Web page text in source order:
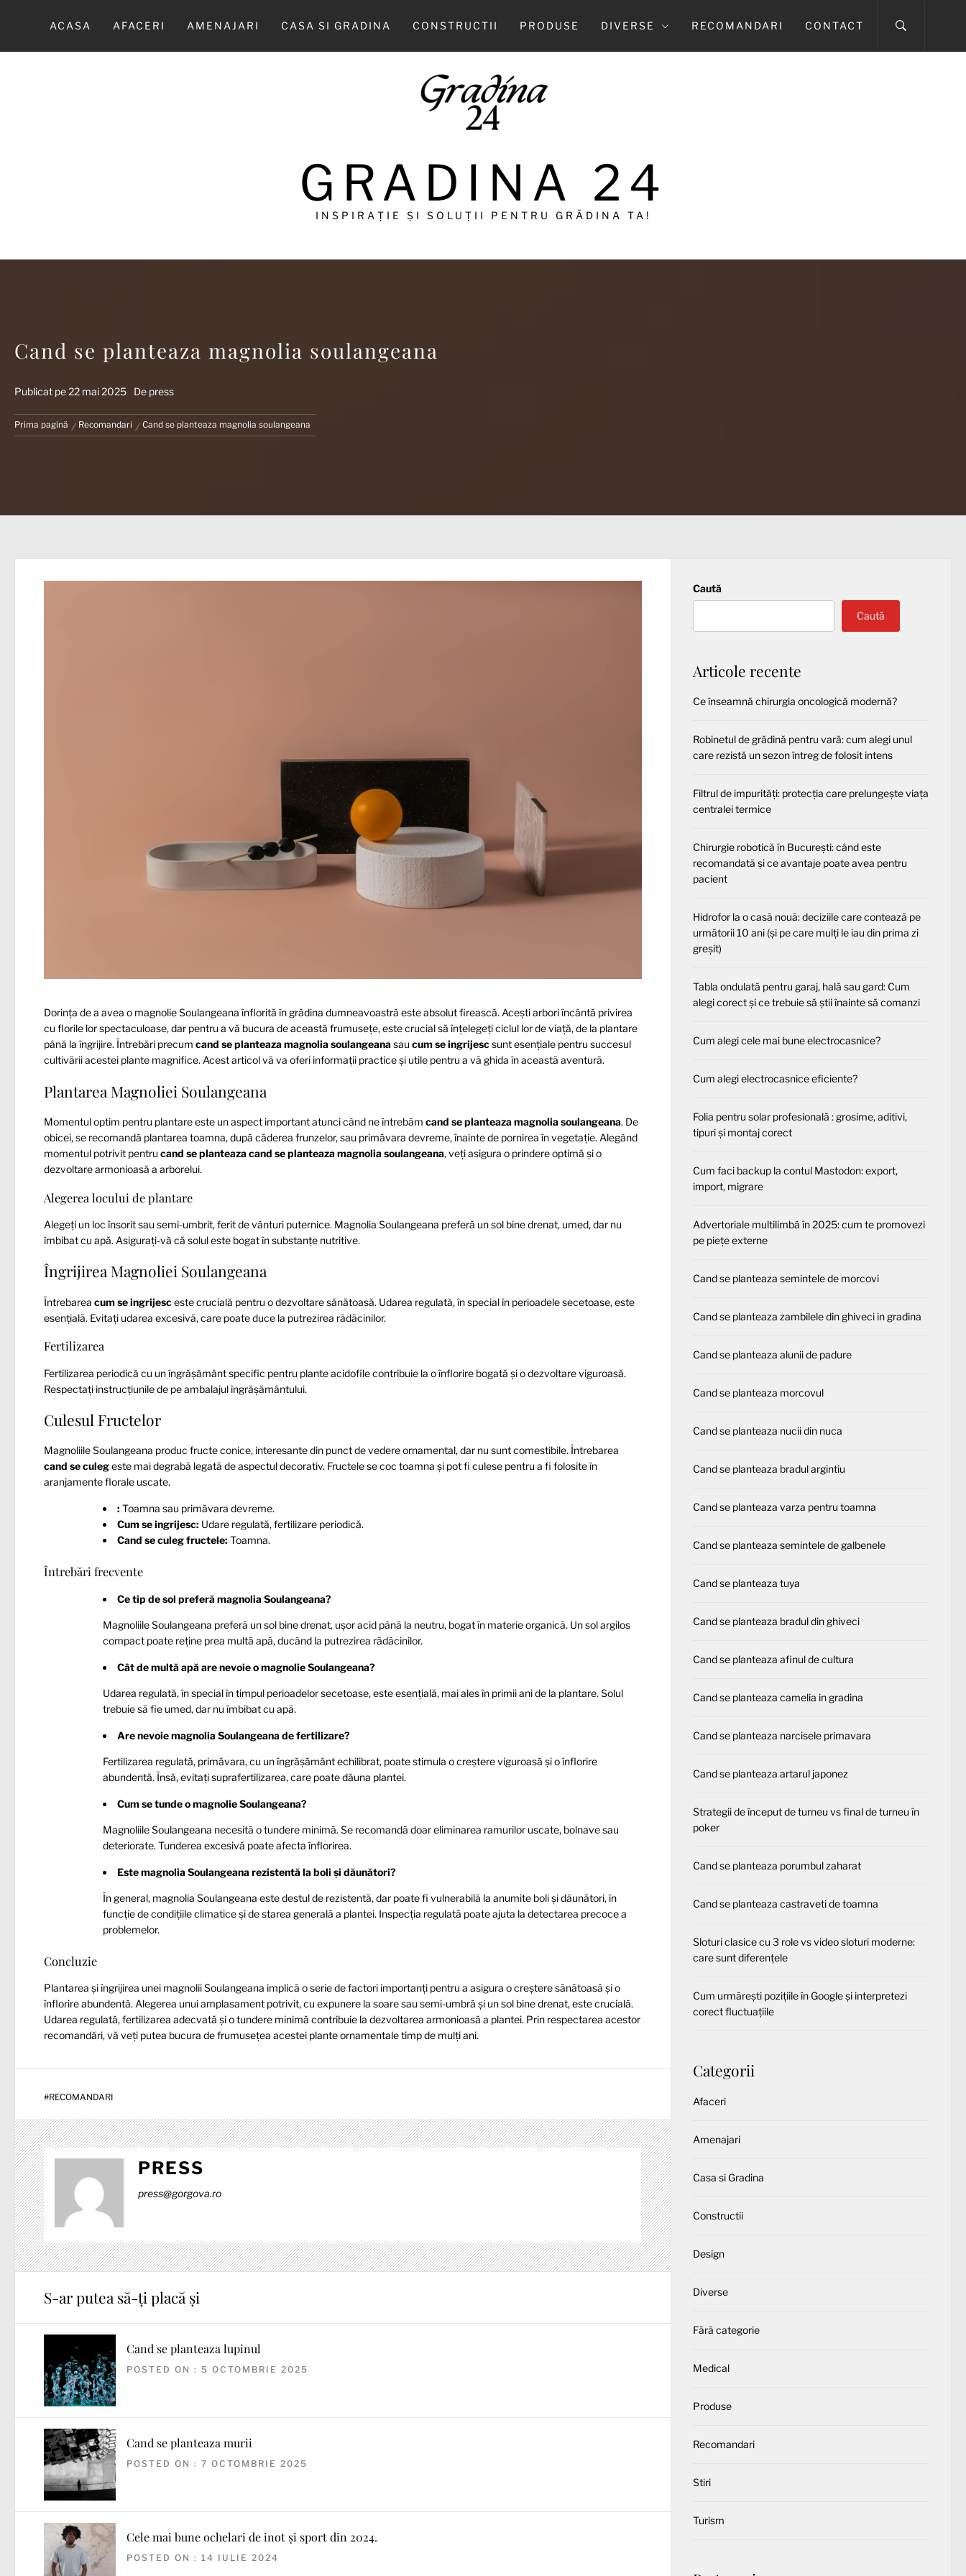
ACASA AFACERI AMENAJARI CASA SI GRADINA CONSTRUCTII PRODUSE DIVERSE RECOMANDARI CONTACT
GRADINA 24
INSPIRAȚIE ȘI SOLUȚII PENTRU GRĂDINA TA!
Cand se planteaza magnolia soulangeana
Publicat pe22 mai 2025 De press
Prima pagină Recomandari Cand se planteaza magnolia soulangeana
Dorința de a avea o magnolie Soulangeana înflorită în grădina dumneavoastră este absolut firească. Acești arbori încântă privirea
cu florile lor spectaculoase, dar pentru a vă bucura de această frumusețe, este crucial să înțelegeți ciclul lor de viață, de la plantare
până la îngrijire. Întrebări precum cand se planteaza magnolia soulangeanasau cum se ingrijescsunt esențiale pentru succesul
cultivării acestei plante magnifice. Acest articol vă va oferi informații practice și utile pentru a vă ghida în această aventură.
Plantarea Magnoliei Soulangeana
Momentul optim pentru plantare este un aspect important atunci când ne întrebăm cand se planteaza magnolia soulangeana. De
obicei, se recomandă plantarea toamna, după căderea frunzelor, sau primăvara devreme, înainte de pornirea în vegetație. Alegând
momentul potrivit pentru cand se planteaza cand se planteaza magnolia soulangeana, veți asigura o prindere optimă și o
dezvoltare armonioasă a arborelui.
Alegerea locului de plantare
Alegeți un loc însorit sau semi-umbrit, ferit de vânturi puternice. Magnolia Soulangeana preferă un sol bine drenat, umed, dar nu
îmbibat cu apă. Asigurați-vă că solul este bogat în substanțe nutritive.
Îngrijirea Magnoliei Soulangeana
Întrebarea cum se ingrijesceste crucială pentru o dezvoltare sănătoasă. Udarea regulată, în special în perioadele secetoase, este
esențială. Evitați udarea excesivă, care poate duce la putrezirea rădăcinilor.
Fertilizarea
Fertilizarea periodică cu un îngrășământ specific pentru plante acidofile contribuie la o înflorire bogată și o dezvoltare viguroasă.
Respectați instrucțiunile de pe ambalajul îngrășământului.
Culesul Fructelor
Magnoliile Soulangeana produc fructe conice, interesante din punct de vedere ornamental, dar nu sunt comestibile. Întrebarea
cand se culegeste mai degrabă legată de aspectul decorativ. Fructele se coc toamna și pot fi culese pentru a fi folosite în
aranjamente florale uscate.
: Toamna sau primăvara devreme.
Cum se ingrijesc: Udare regulată, fertilizare periodică.
Cand se culeg fructele: Toamna.
Întrebări frecvente
Ce tip de sol preferă magnolia Soulangeana?
Magnoliile Soulangeana preferă un sol bine drenat, uşor acid până la neutru, bogat în materie organică. Un sol argilos
compact poate reține prea multă apă, ducând la putrezirea rădăcinilor.
Cât de multă apă are nevoie o magnolie Soulangeana?
Udarea regulată, în special în timpul perioadelor secetoase, este esențială, mai ales în primii ani de la plantare. Solul
trebuie să fie umed, dar nu îmbibat cu apă.
Are nevoie magnolia Soulangeana de fertilizare?
Fertilizarea regulată, primăvara, cu un îngrășământ echilibrat, poate stimula o creștere viguroasă și o înflorire
abundentă. Însă, evitați suprafertilizarea, care poate dăuna plantei.
Cum se tunde o magnolie Soulangeana?
Magnoliile Soulangeana necesită o tundere minimă. Se recomandă doar eliminarea ramurilor uscate, bolnave sau
deteriorate. Tunderea excesivă poate afecta înflorirea.
Este magnolia Soulangeana rezistentă la boli și dăunători?
În general, magnolia Soulangeana este destul de rezistentă, dar poate fi vulnerabilă la anumite boli și dăunători, în
funcție de condițiile climatice și de starea generală a plantei. Inspecția regulată poate ajuta la detectarea precoce a
problemelor.
Concluzie
Plantarea și îngrijirea unei magnolii Soulangeana implică o serie de factori importanți pentru a asigura o creștere sănătoasă și o
înflorire abundentă. Alegerea unui amplasament potrivit, cu expunere la soare sau semi-umbră și un sol bine drenat, este crucială.
Udarea regulată, fertilizarea adecvată și o tundere minimă contribuie la dezvoltarea armonioasă a plantei. Prin respectarea acestor
recomandări, vă veți putea bucura de frumusețea acestei plante ornamentale timp de mulți ani.
#RECOMANDARI
PRESS
press@gorgova.ro
S-ar putea să-ți placă și
Cand se planteaza lupinul
POSTED ON : 5 OCTOMBRIE 2025
Cand se planteaza murii
POSTED ON : 7 OCTOMBRIE 2025
Cele mai bune ochelari de inot și sport din 2024.
POSTED ON : 14 IULIE 2024
Caută
Caută
Articole recente
Ce înseamnă chirurgia oncologică modernă?
Robinetul de grădină pentru vară: cum alegi unul
care rezistă un sezon întreg de folosit intens
Filtrul de impurități: protecția care prelungește viața
centralei termice
Chirurgie robotică în București: când este
recomandată și ce avantaje poate avea pentru
pacient
Hidrofor la o casă nouă: deciziile care contează pe
următorii 10 ani (și pe care mulți le iau din prima zi
greșit)
Tabla ondulată pentru garaj, hală sau gard: Cum
alegi corect și ce trebuie să știi înainte să comanzi
Cum alegi cele mai bune electrocasnice?
Cum alegi electrocasnice eficiente?
Folia pentru solar profesională : grosime, aditivi,
tipuri și montaj corect
Cum faci backup la contul Mastodon: export,
import, migrare
Advertoriale multilimbă în 2025: cum te promovezi
pe piețe externe
Cand se planteaza semintele de morcovi
Cand se planteaza zambilele din ghiveci in gradina
Cand se planteaza alunii de padure
Cand se planteaza morcovul
Cand se planteaza nucii din nuca
Cand se planteaza bradul argintiu
Cand se planteaza varza pentru toamna
Cand se planteaza semintele de galbenele
Cand se planteaza tuya
Cand se planteaza bradul din ghiveci
Cand se planteaza afinul de cultura
Cand se planteaza camelia in gradina
Cand se planteaza narcisele primavara
Cand se planteaza artarul japonez
Strategii de început de turneu vs final de turneu în
poker
Cand se planteaza porumbul zaharat
Cand se planteaza castraveti de toamna
Sloturi clasice cu 3 role vs video sloturi moderne:
care sunt diferențele
Cum urmărești pozițiile în Google și interpretezi
corect fluctuațiile
Categorii
Afaceri
Amenajari
Casa si Gradina
Constructii
Design
Diverse
Fără categorie
Medical
Produse
Recomandari
Stiri
Turism